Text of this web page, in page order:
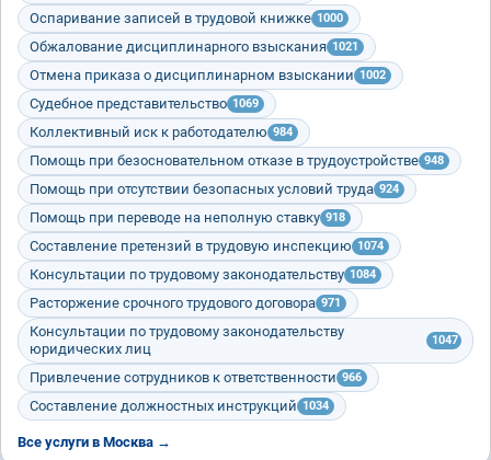
Оспаривание записей в трудовой книжке 1000
Обжалование дисциплинарного взыскания 1021
Отмена приказа о дисциплинарном взыскании 1002
Судебное представительство 1069
Коллективный иск к работодателю 984
Помощь при безосновательном отказе в трудоустройстве 948
Помощь при отсутствии безопасных условий труда 924
Помощь при переводе на неполную ставку 918
Составление претензий в трудовую инспекцию 1074
Консультации по трудовому законодательству 1084
Расторжение срочного трудового договора 971
Консультации по трудовому законодательству
юридических лиц
1047
Привлечение сотрудников к ответственности 966
Составление должностных инструкций 1034
Все услуги в Москва →